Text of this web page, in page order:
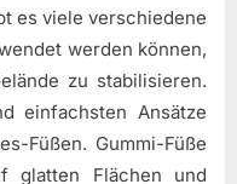
es viele verschiedene
werden können,
zu stabilisieren.
einfachsten Ansätze
Füßen. Gummi-Füße
glatten Flächen und